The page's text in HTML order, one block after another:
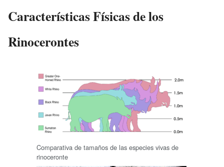
Características Físicas de los
Rinocerontes
Comparativa de tamaños de las especies vivas de
rinoceronte